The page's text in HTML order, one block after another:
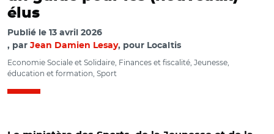
élus
Publié le 13 avril 2026
par Jean Damien Lesay, pour Localtis
Economie Sociale et Solidaire, Finances et fiscalité, Jeunesse,
éducation et formation, Sport